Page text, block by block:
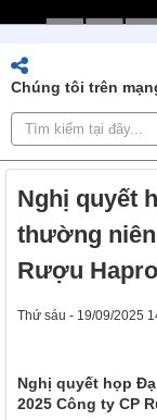
Chúng tôi trên
Nghị quyết
thường niên
Rượu
Thứ sáu - 19/09/2025
Nghị quyết họp
2025 Công ty CP